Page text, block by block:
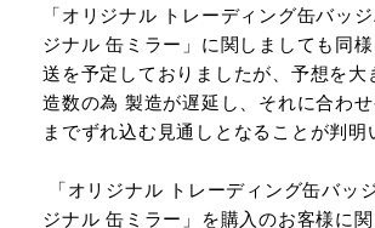
「オリジナル トレーディング缶バッ
ジナル 缶ミラー」に関しましても同
送を予定しておりましたが、予想を大
造数の為 製造が遅延し、それに合わ
までずれ込む見通しとなることが判明
「オリジナル トレーディング缶バッ
ジナル 缶ミラー」を購入のお客様に